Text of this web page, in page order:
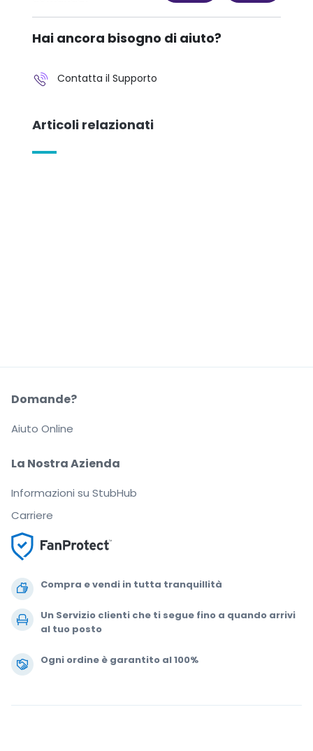
Hai ancora bisogno di aiuto?
Contatta il Supporto
Articoli relazionati
Compra e vendi in tutta tranquillità
Un Servizio clienti che ti segue fino a quando arrivi
al tuo posto
Ogni ordine è garantito al 100%
La Nostra Azienda
Informazioni su StubHub
Carriere
Domande?
Aiuto Online